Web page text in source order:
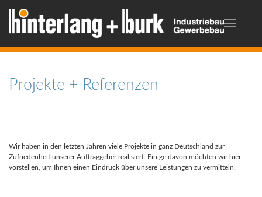
Projekte + Referenzen
Wir haben in den letzten Jahren viele Projekte in ganz Deutschland zur
Zufriedenheit unserer Auftraggeber realisiert. Einige davon möchten wir hier
vorstellen, um Ihnen einen Eindruck über unsere Leistungen zu vermitteln.